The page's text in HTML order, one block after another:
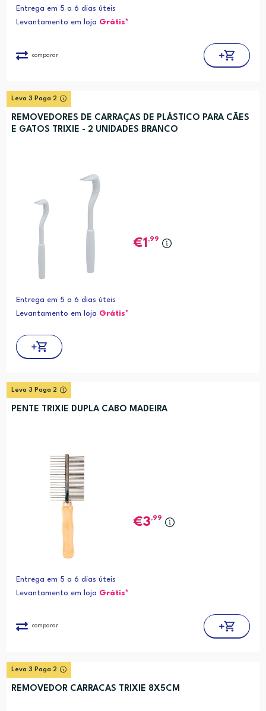
Entrega em 5 a 6 dias úteis
Levantamento em loja Grátis*
comparar
Leva 3 Paga 2
REMOVEDORES DE CARRAÇAS DE PLÁSTICO PARA CÃES
E GATOS TRIXIE - 2 UNIDADES BRANCO
1 ,99
Entrega em 5 a 6 dias úteis
Levantamento em loja Grátis*
Leva 3 Paga 2
PENTE TRIXIE DUPLA CABO MADEIRA
3,99
Entrega em 5 a 6 dias úteis
Levantamento em loja Grátis*
comparar
Leva 3 Paga 2
REMOVEDOR CARRACAS TRIXIE 8X5CM